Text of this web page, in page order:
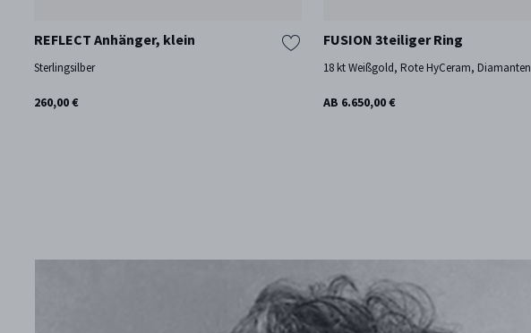
REFLECT Anhänger, klein
Sterlingsilber
260,00 €
FUSION 3teiliger Ring
18 kt Weißgold, Rote HyCeram, Diamanten
AB 6.650,00 €